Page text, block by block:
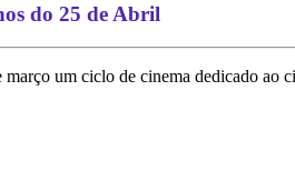
do 25 de Abril
um ciclo de cinema dedicado ao